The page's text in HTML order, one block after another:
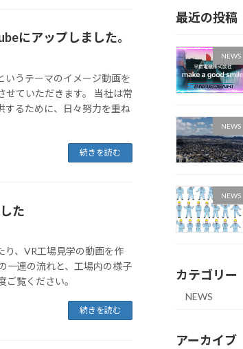
にアップしました。
いうテーマのイメージ動画を
せていただきます。 当社は常
するために、日々努力を重ね
続きを読む
た
り、VR工場見学の動画を作
一連の流れと、工場内の様子
覧ください。
続きを読む
最近の投稿
NEWS
NEWS
NEWS
カテゴリー
NEWS
アーカイブ